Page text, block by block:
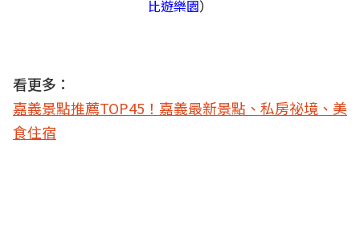
比遊樂園）
看更多：
嘉義景點推薦TOP45！嘉義最新景點、私房祕境、美
食住宿